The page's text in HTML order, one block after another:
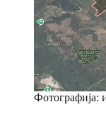
Фотографија: